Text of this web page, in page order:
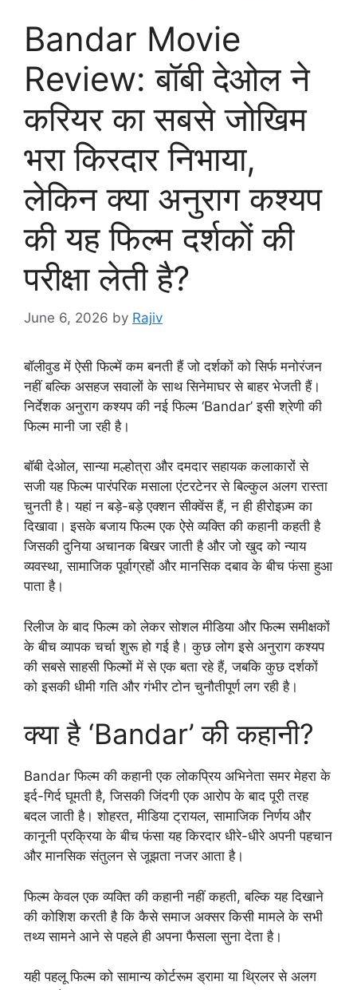
Bandar Movie
Review: बॉबी देओल ने
करियर का सबसे जोखिम
भरा किरदार निभाया,
लेकिन क्या अनुराग कश्यप
की यह फिल्म दर्शकों की
परीक्षा लेती है?
June 6, 2026 by Rajiv
बॉलीवुड में ऐसी फिल्में कम बनती हैं जो दर्शकों को सिर्फ मनोरंजन
नहीं बल्कि असहज सवालों के साथ सिनेमाघर से बाहर भेजती हैं।
निर्देशक अनुराग कश्यप की नई फिल्म ‘Bandar’ इसी श्रेणी की
फिल्म मानी जा रही है।
बॉबी देओल, सान्या मल्होत्रा और दमदार सहायक कलाकारों से
सजी यह फिल्म पारंपरिक मसाला एंटरटेनर से बिल्कुल अलग रास्ता
चुनती है। यहां न बड़े-बड़े एक्शन सीक्वेंस हैं, न ही हीरोइज़्म का
दिखावा। इसके बजाय फिल्म एक ऐसे व्यक्ति की कहानी कहती है
जिसकी दुनिया अचानक बिखर जाती है और जो खुद को न्याय
व्यवस्था, सामाजिक पूर्वाग्रहों और मानसिक दबाव के बीच फंसा हुआ
पाता है।
रिलीज के बाद फिल्म को लेकर सोशल मीडिया और फिल्म समीक्षकों
के बीच व्यापक चर्चा शुरू हो गई है। कुछ लोग इसे अनुराग कश्यप
की सबसे साहसी फिल्मों में से एक बता रहे हैं, जबकि कुछ दर्शकों
को इसकी धीमी गति और गंभीर टोन चुनौतीपूर्ण लग रही है।
क्या है ‘Bandar’ की कहानी?
Bandar फिल्म की कहानी एक लोकप्रिय अभिनेता समर मेहरा के
इर्द-गिर्द घूमती है, जिसकी जिंदगी एक आरोप के बाद पूरी तरह
बदल जाती है। शोहरत, मीडिया ट्रायल, सामाजिक निर्णय और
कानूनी प्रक्रिया के बीच फंसा यह किरदार धीरे-धीरे अपनी पहचान
और मानसिक संतुलन से जूझता नजर आता है।
फिल्म केवल एक व्यक्ति की कहानी नहीं कहती, बल्कि यह दिखाने
की कोशिश करती है कि कैसे समाज अक्सर किसी मामले के सभी
तथ्य सामने आने से पहले ही अपना फैसला सुना देता है।
यही पहलू फिल्म को सामान्य कोर्टरूम ड्रामा या थ्रिलर से अलग